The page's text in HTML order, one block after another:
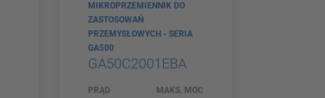
MIKROPRZEMIENNIK DO
ZASTOSOWAŃ
PRZEMYSŁOWYCH - SERIA
GA500
GA50C2001EBA
PRĄD
MAKS. MOC